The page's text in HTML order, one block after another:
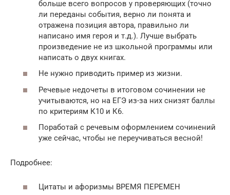
больше всего вопросов у проверяющих (точно
ли переданы события, верно ли понята и
отражена позиция автора, правильно ли
написано имя героя и т.д.). Лучше выбрать
произведение не из школьной программы или
написать о двух книгах.
Не нужно приводить пример из жизни.
Речевые недочеты в итоговом сочинении не
учитываются, но на ЕГЭ из-за них снизят баллы
по критериям К10 и К6.
Поработай с речевым оформлением сочинений
уже сейчас, чтобы не переучиваться весной!
Подробнее:
Цитаты и афоризмы ВРЕМЯ ПЕРЕМЕН